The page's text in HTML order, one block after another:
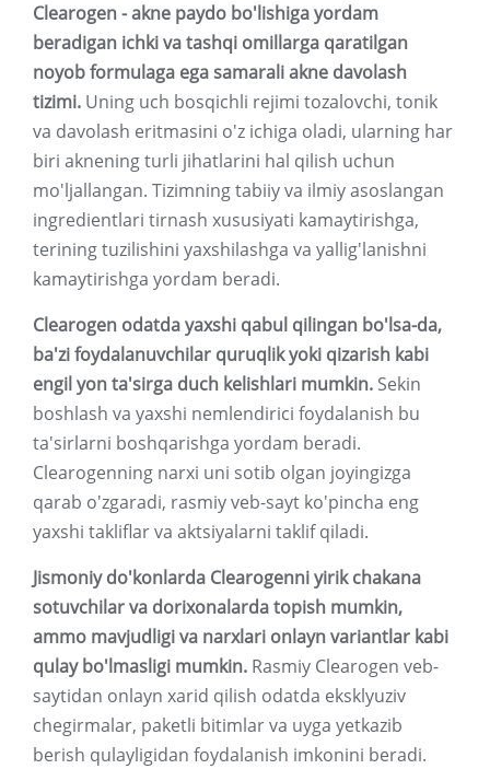
Clearogen - akne paydo bo'lishiga yordam
beradigan ichki va tashqi omillarga qaratilgan
noyob formulaga ega samarali akne davolash
tizimi. Uning uch bosqichli rejimi tozalovchi, tonik
va davolash eritmasini o'z ichiga oladi, ularning har
biri aknening turli jihatlarini hal qilish uchun
mo'ljallangan. Tizimning tabiiy va ilmiy asoslangan
ingredientlari tirnash xususiyati kamaytirishga,
terining tuzilishini yaxshilashga va yallig'lanishni
kamaytirishga yordam beradi.
Clearogen odatda yaxshi qabul qilingan bo'lsa-da,
ba'zi foydalanuvchilar quruqlik yoki qizarish kabi
engil yon ta'sirga duch kelishlari mumkin. Sekin
boshlash va yaxshi nemlendirici foydalanish bu
ta'sirlarni boshqarishga yordam beradi.
Clearogenning narxi uni sotib olgan joyingizga
qarab o'zgaradi, rasmiy veb-sayt ko'pincha eng
yaxshi takliflar va aktsiyalarni taklif qiladi.
Jismoniy do'konlarda Clearogenni yirik chakana
sotuvchilar va dorixonalarda topish mumkin,
ammo mavjudligi va narxlari onlayn variantlar kabi
qulay bo'lmasligi mumkin. Rasmiy Clearogen veb-
saytidan onlayn xarid qilish odatda eksklyuziv
chegirmalar, paketli bitimlar va uyga yetkazib
berish qulayligidan foydalanish imkonini beradi.